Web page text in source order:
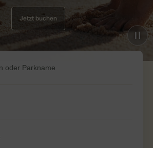
Jetzt buchen